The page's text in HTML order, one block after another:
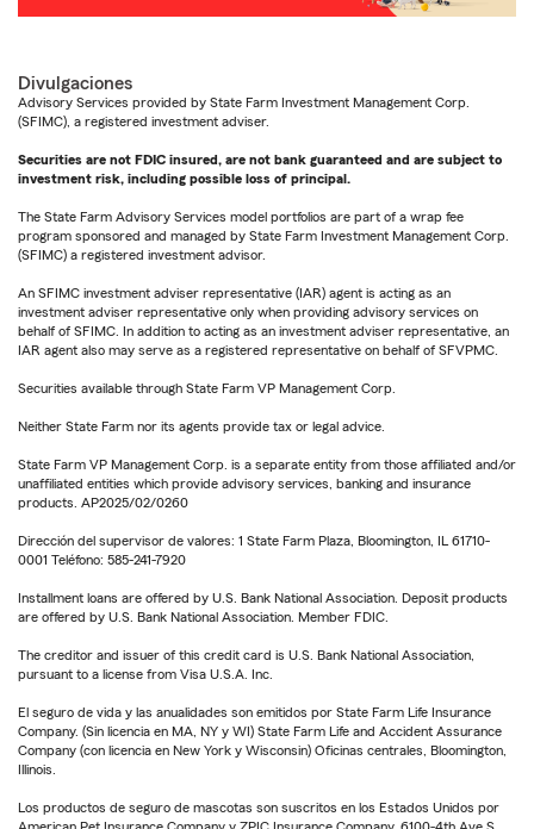
Divulgaciones
Advisory Services provided by State Farm Investment Management Corp.
(SFIMC), a registered investment adviser.
Securities are not FDIC insured, are not bank guaranteed and are subject to
investment risk, including possible loss of principal.
The State Farm Advisory Services model portfolios are part of a wrap fee
program sponsored and managed by State Farm Investment Management Corp.
(SFIMC) a registered investment advisor.
An SFIMC investment adviser representative (IAR) agent is acting as an
investment adviser representative only when providing advisory services on
behalf of SFIMC. In addition to acting as an investment adviser representative, an
IAR agent also may serve as a registered representative on behalf of SFVPMC.
Securities available through State Farm VP Management Corp.
Neither State Farm nor its agents provide tax or legal advice.
State Farm VP Management Corp. is a separate entity from those affiliated and/or
unaffiliated entities which provide advisory services, banking and insurance
products. AP2025/02/0260
Dirección del supervisor de valores: 1 State Farm Plaza, Bloomington, IL 61710-
0001 Teléfono: 585-241-7920
Installment loans are offered by U.S. Bank National Association. Deposit products
are offered by U.S. Bank National Association. Member FDIC.
The creditor and issuer of this credit card is U.S. Bank National Association,
pursuant to a license from Visa U.S.A. Inc.
El seguro de vida y las anualidades son emitidos por State Farm Life Insurance
Company. (Sin licencia en MA, NY y WI) State Farm Life and Accident Assurance
Company (con licencia en New York y Wisconsin) Oficinas centrales, Bloomington,
Illinois.
Los productos de seguro de mascotas son suscritos en los Estados Unidos por